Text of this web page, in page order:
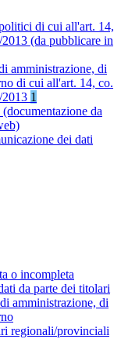
di cui all'art. 14,
(da pubblicare in
amministrazione, di
di cui all'art. 14, co.
2013 1
da
dei dati
o incompleta
da parte dei titolari
amministrazione, di
regionali/provinciali